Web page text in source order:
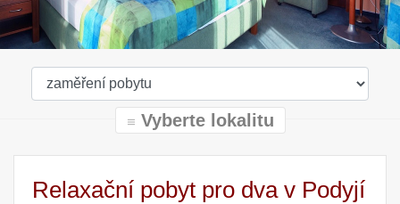
Vyberte lokalitu
Relaxační pobyt pro dva v Podyjí